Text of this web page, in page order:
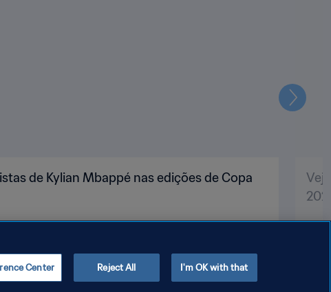
de Kylian Mbappé nas edições de Copa
Center Reject All I'm OK with that